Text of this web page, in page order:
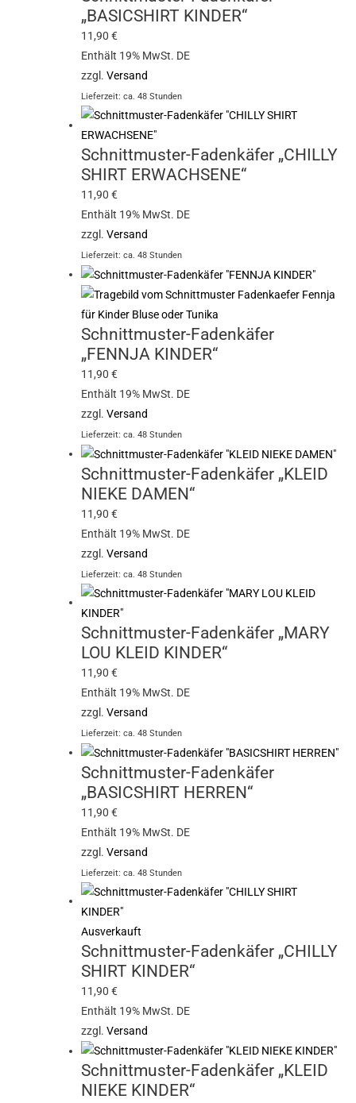
„BASICSHIRT KINDER“
11,90€
Enthält 19% MwSt. DE
zzgl.Versand
Lieferzeit: ca. 48 Stunden
Schnittmuster-Fadenkäfer „CHILLY
SHIRT ERWACHSENE“
11,90€
Enthält 19% MwSt. DE
zzgl.Versand
Lieferzeit: ca. 48 Stunden
Schnittmuster-Fadenkäfer
„FENNJA KINDER“
11,90€
Enthält 19% MwSt. DE
zzgl.Versand
Lieferzeit: ca. 48 Stunden
Schnittmuster-Fadenkäfer „KLEID
NIEKE DAMEN“
11,90€
Enthält 19% MwSt. DE
zzgl.Versand
Lieferzeit: ca. 48 Stunden
Schnittmuster-Fadenkäfer „MARY
LOU KLEID KINDER“
11,90€
Enthält 19% MwSt. DE
zzgl.Versand
Lieferzeit: ca. 48 Stunden
Schnittmuster-Fadenkäfer
„BASICSHIRT HERREN“
11,90€
Enthält 19% MwSt. DE
zzgl.Versand
Lieferzeit: ca. 48 Stunden
Ausverkauft
Schnittmuster-Fadenkäfer „CHILLY
SHIRT KINDER“
11,90€
Enthält 19% MwSt. DE
zzgl.Versand
Schnittmuster-Fadenkäfer „KLEID
NIEKE KINDER“